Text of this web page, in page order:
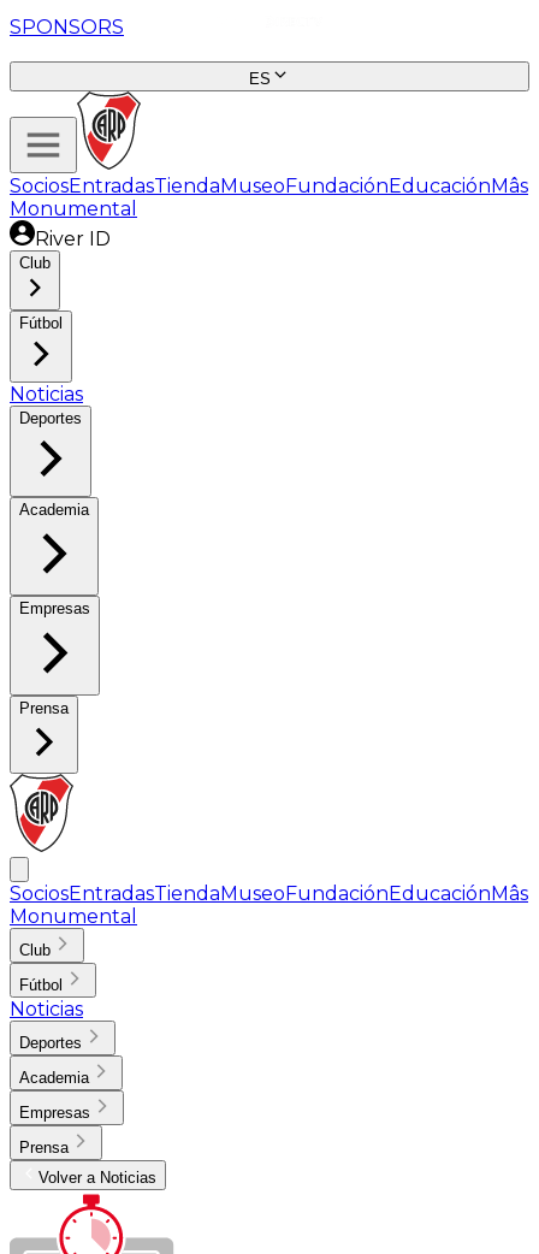
SPONSORS
ES
SociosEntradasTiendaMuseoFundaciónEducaciónMâs
Monumental
River ID
Club
Fútbol
Noticias
Deportes
Academia
Empresas
Prensa
SociosEntradasTiendaMuseoFundaciónEducaciónMâs
Monumental
Club
Fútbol
Noticias
Deportes
Academia
Empresas
Prensa
Volver a Noticias